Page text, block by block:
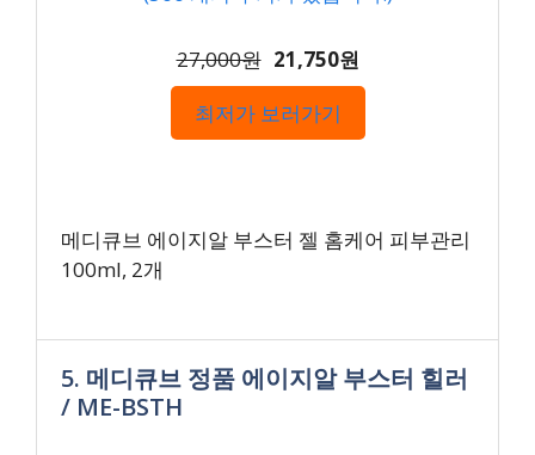
27,000원 21,750원
최저가 보러가기
메디큐브 에이지알 부스터 젤 홈케어 피부관리
100ml, 2개
5. 메디큐브 정품 에이지알 부스터 힐러
/ ME-BSTH